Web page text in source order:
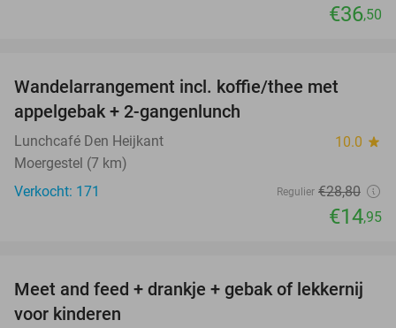
€36,50
Wandelarrangement incl. koffie/thee met
appelgebak + 2-gangenlunch
Lunchcafé Den Heijkant 10.0 star
Moergestel (7 km)
Verkocht: 171
Regulier €28,80
€14,95
25%
Meet and feed + drankje + gebak of lekkernij
voor kinderen